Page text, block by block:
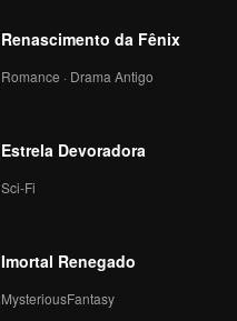
Renascimento da Fênix
Romance · Drama Antigo
Estrela Devoradora
Sci-Fi
Imortal Renegado
MysteriousFantasy